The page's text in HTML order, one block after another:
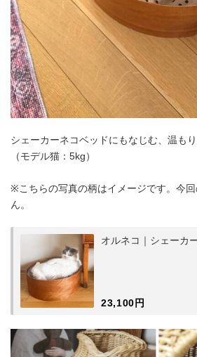
シェーカーネコベッドにもなじむ、温も
（モデル猫：5kg）
※こちらの写真の柄はイメージです。今
ん。
オルネコ｜シェーカ
23,100円